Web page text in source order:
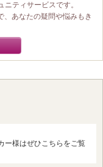
ティサービスです。
、あなたの疑問や悩みもき
ー様はぜひこちらをご覧